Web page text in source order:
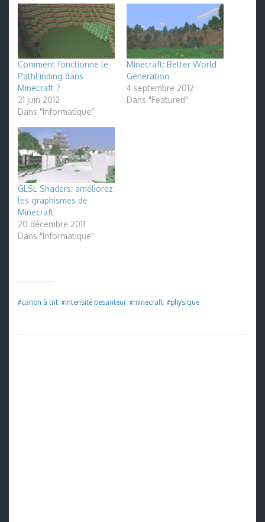
Comment fonctionne le
PathFinding dans
Minecraft ?
21 juin 2012
Dans "Informatique"
Minecraft: Better World
Generation
4 septembre 2012
Dans "Featured"
GLSL Shaders: améliorez
les graphismes de
Minecraft
20 décembre 2011
Dans "Informatique"
#canon à tnt #intensité pesanteur #minecraft #physique